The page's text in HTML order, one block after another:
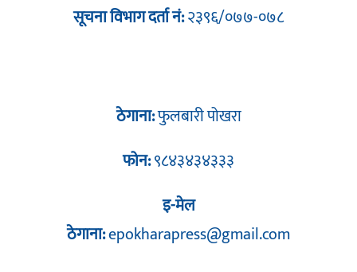
सूचना विभाग दर्ता नं:२३९६/०७७-०७८
ठेगाना:फुलबारी पोखरा
फोन:९८४३४३४३३३
इ-मेल
ठेगाना:epokharapress@gmail.com